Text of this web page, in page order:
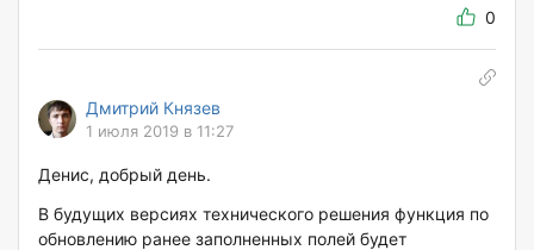
0
Дмитрий Князев
1 июля 2019 в 11:27
Денис, добрый день.
В будущих версиях технического решения функция по
обновлению ранее заполненных полей будет